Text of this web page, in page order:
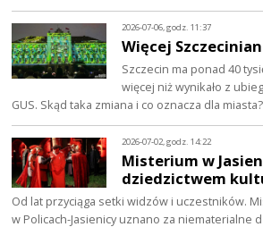
2026-07-06, godz. 11:37
Więcej Szczecinian
Szczecin ma ponad 40
więcej niż wynikało z
GUS. Skąd taka zmiana i co oznacza dla miasta?
2026-07-02, godz. 14:22
Misterium w
dziedzictwem
Od lat przyciąga setki widzów i uczestników.
w Policach-Jasienicy uznano za niematerialne